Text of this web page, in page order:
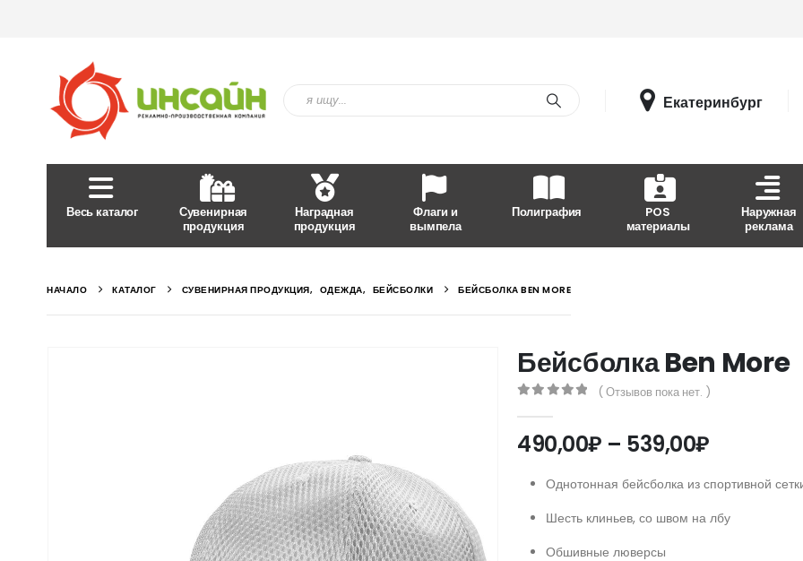
Екатеринбург
Весь каталог
Сувенирная
продукция
Наградная
продукция
Флаги и
вымпела
Полиграфия
POS
материалы
Наружная
реклама
НАЧАЛО КАТАЛОГ СУВЕНИРНАЯ ПРОДУКЦИЯ, ОДЕЖДА, БЕЙСБОЛКИ БЕЙСБОЛКА BEN MORE
Бейсболка Ben More
( Отзывов пока нет. )
490,00₽ – 539,00₽Диапазон
490,00₽
–
539,00₽
Однотонная бейсболка из спортивной
Шесть клиньев, со швом на лбу
Обшивные люверсы